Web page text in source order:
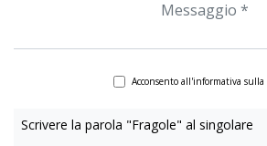
Acconsento all'informativa sulla
Scrivere la parola "Fragole" al singolare